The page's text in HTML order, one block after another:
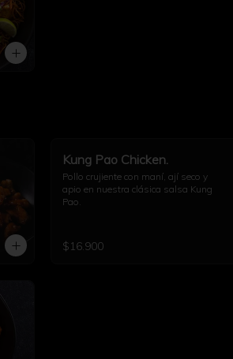
Kung Pao Chicken.
Pollo crujiente con maní, ají seco y
apio en nuestra clásica salsa Kung
Pao.
$16.900